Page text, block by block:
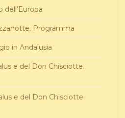
Programma
in Andalusia
e del Don Chisciotte.
e del Don Chisciotte.